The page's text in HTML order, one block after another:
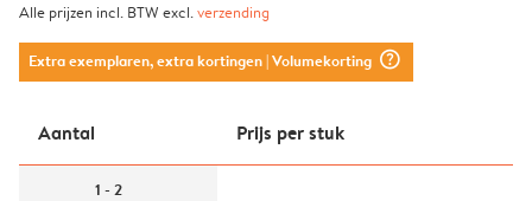
Alle prijzen incl. BTW excl.verzending
Extra exemplaren, extra kortingen| Volumekorting question_mark_circle
Aantal Prijs per stuk
1 - 2